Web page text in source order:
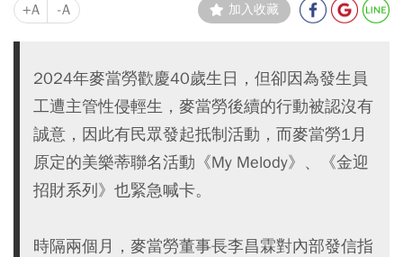
+A -A 加入收藏
2024年麥當勞歡慶40歲生日，但卻因為發生員
工遭主管性侵輕生，麥當勞後續的行動被認沒有
誠意，因此有民眾發起抵制活動，而麥當勞1月
原定的美樂蒂聯名活動《My Melody》、《金迎
招財系列》也緊急喊卡。
時隔兩個月，麥當勞董事長李昌霖對內部發信指